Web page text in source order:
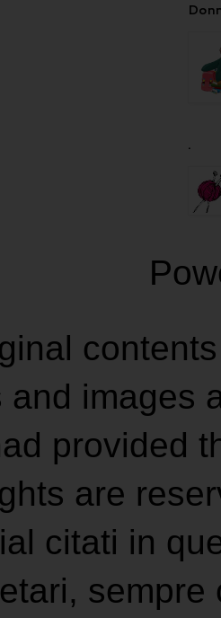
.
and images
provided
are
citati in